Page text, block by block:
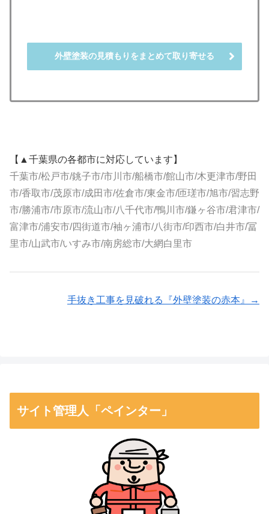
外壁塗装の見積もりをまとめて取り寄せる
【▲千葉県の各都市に対応しています】
千葉市/松戸市/銚子市/市川市/船橋市/館山市/木更津市/野田
市/香取市/茂原市/成田市/佐倉市/東金市/匝瑳市/旭市/習志野
市/勝浦市/市原市/流山市/八千代市/鴨川市/鎌ヶ谷市/君津市/
富津市/浦安市/四街道市/袖ヶ浦市/八街市/印西市/白井市/冨
里市/山武市/いすみ市/南房総市/大網白里市
手抜き工事を見破れる『外壁塗装の赤本』→
サイト管理人「ペインター」